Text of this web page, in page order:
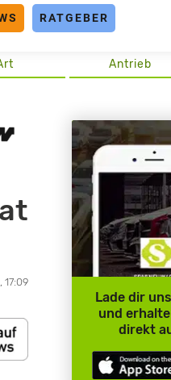
RATGEBER
Antrieb
17:09
Lade dir
und
direkt